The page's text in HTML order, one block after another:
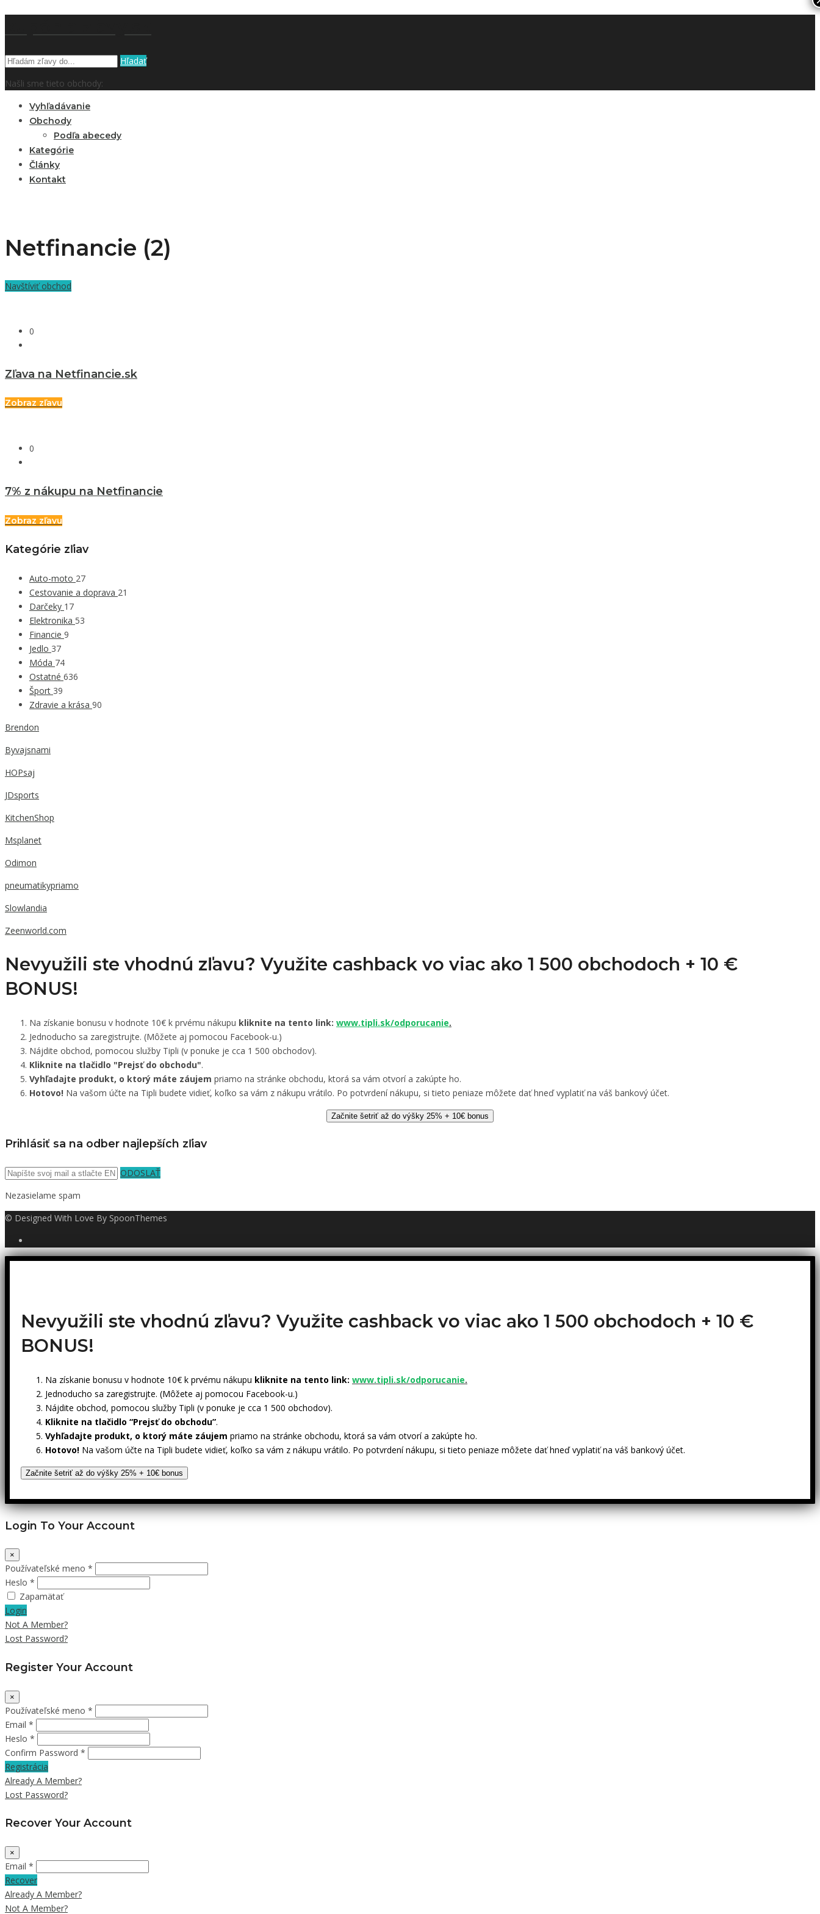
Hľadať
Našli sme tieto obchody:
Vyhľadávanie
Obchody
Podľa abecedy
Kategórie
Články
Kontakt
Netfinancie (2)
Navštíviť obchod
0
Zľava na Netfinancie.sk
Zobraz zľavu
0
7% z nákupu na Netfinancie
Zobraz zľavu
Kategórie zľiav
Auto-moto 27
Cestovanie a doprava 21
Darčeky 17
Elektronika 53
Financie 9
Jedlo 37
Móda 74
Ostatné 636
Šport 39
Zdravie a krása 90
Brendon
Byvajsnami
HOPsaj
JDsports
KitchenShop
Msplanet
Odimon
pneumatikypriamo
Slowlandia
Zeenworld.com
Nevyužili ste vhodnú zľavu? Využite cashback vo viac ako 1 500 obchodoch + 10 €
BONUS!
Na získanie bonusu v hodnote 10€ k prvému nákupu kliknite na tento link: www.tipli.sk/odporucanie.
Jednoducho sa zaregistrujte. (Môžete aj pomocou Facebook-u.)
Nájdite obchod, pomocou služby Tipli (v ponuke je cca 1 500 obchodov).
Kliknite na tlačidlo "Prejsť do obchodu".
Vyhľadajte produkt, o ktorý máte záujem priamo na stránke obchodu, ktorá sa vám otvorí a zakúpte ho.
Hotovo! Na vašom účte na Tipli budete vidieť, koľko sa vám z nákupu vrátilo. Po potvrdení nákupu, si tieto peniaze môžete dať hneď vyplatiť na váš bankový účet.
Začnite šetriť až do výšky 25% + 10€ bonus
Prihlásiť sa na odber najlepších zľiav
ODOSLAŤ
Nezasielame spam
© Designed With Love By SpoonThemes
Nevyužili ste vhodnú zľavu? Využite cashback vo viac ako 1 500 obchodoch + 10 €
BONUS!
Na získanie bonusu v hodnote 10€ k prvému nákupu kliknite na tento link: www.tipli.sk/odporucanie.
Jednoducho sa zaregistrujte. (Môžete aj pomocou Facebook-u.)
Nájdite obchod, pomocou služby Tipli (v ponuke je cca 1 500 obchodov).
Kliknite na tlačidlo “Prejsť do obchodu”.
Vyhľadajte produkt, o ktorý máte záujem priamo na stránke obchodu, ktorá sa vám otvorí a zakúpte ho.
Hotovo! Na vašom účte na Tipli budete vidieť, koľko sa vám z nákupu vrátilo. Po potvrdení nákupu, si tieto peniaze môžete dať hneď vyplatiť na váš bankový účet.
Začnite šetriť až do výšky 25% + 10€ bonus
Login To Your Account
×
Používateľské meno *
Heslo *
Zapamätať
Login
Not A Member?
Lost Password?
Register Your Account
×
Používateľské meno *
Email *
Heslo *
Confirm Password *
Registrácia
Already A Member?
Lost Password?
Recover Your Account
×
Email *
Recover
Already A Member?
Not A Member?